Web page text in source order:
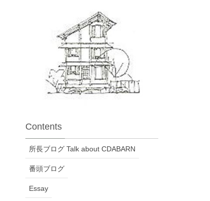
Contents
所長ブログ Talk about CDABARN
番頭ブログ
Essay